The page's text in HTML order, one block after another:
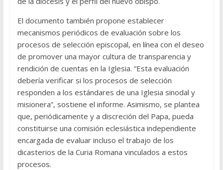
El documento también propone establecer
mecanismos periódicos de evaluación sobre los
procesos de selección episcopal, en línea con el deseo
de promover una mayor cultura de transparencia y
rendición de cuentas en la Iglesia. “Esta evaluación
debería verificar si los procesos de selección
responden a los estándares de una Iglesia sinodal y
misionera”, sostiene el informe. Asimismo, se plantea
que, periódicamente y a discreción del Papa, pueda
constituirse una comisión eclesiástica independiente
encargada de evaluar incluso el trabajo de los
dicasterios de la Curia Romana vinculados a estos
procesos.